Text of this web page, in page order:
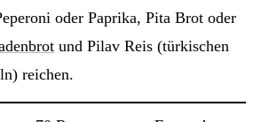
oder Paprika, Pita Brot oder
und Pilav Reis (türkischen
reichen.